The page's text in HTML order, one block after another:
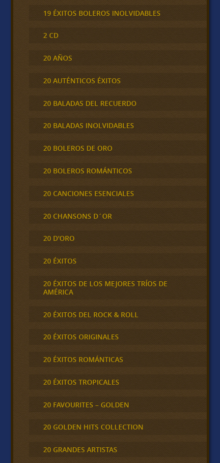
19 ÉXITOS BOLEROS INOLVIDABLES
2 CD
20 AÑOS
20 AUTÉNTICOS ÉXITOS
20 BALADAS DEL RECUERDO
20 BALADAS INOLVIDABLES
20 BOLEROS DE ORO
20 BOLEROS ROMÁNTICOS
20 CANCIONES ESENCIALES
20 CHANSONS D´OR
20 D'ORO
20 ÉXITOS
20 ÉXITOS DE LOS MEJORES TRÍOS DE
AMÉRICA
20 ÉXITOS DEL ROCK & ROLL
20 ÉXITOS ORIGINALES
20 ÉXITOS ROMÁNTICAS
20 ÉXITOS TROPICALES
20 FAVOURITES – GOLDEN
20 GOLDEN HITS COLLECTION
20 GRANDES ARTISTAS